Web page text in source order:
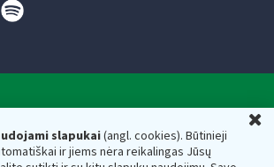
slapukai(angl. cookies). Būtinieji
ir jiems nėra reikalingas Jūsų
inspekcija prie Lietuvos
ministerijos